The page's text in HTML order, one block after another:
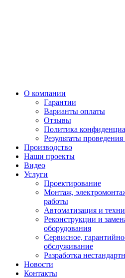
О компании
Гарантии
Варианты оплаты
Отзывы
Политика
Результаты
Производство
Наши проекты
Видео
Услуги
Проектирование
Монтаж,
работы
Автоматизация и
Реконструкции и
оборудования
Сервисное,
обслуживание
Разработка
Новости
Контакты